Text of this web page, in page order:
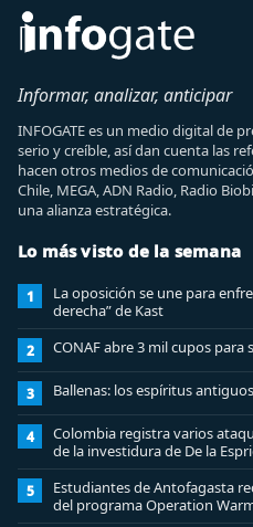
Informar, analizar, anticipar
INFOGATE es un medio digital de
serio y creíble, así dan cuenta las
hacen otros medios de
Chile, MEGA, ADN Radio, Radio
una alianza estratégica.
Lo más visto de la semana
1
La oposición se une para
derecha” de Kast
2 CONAF abre 3 mil cupos para
3 Ballenas: los espíritus
4
Colombia registra varios
de la investidura de De la
5
Estudiantes de Antofagasta
del programa Operation